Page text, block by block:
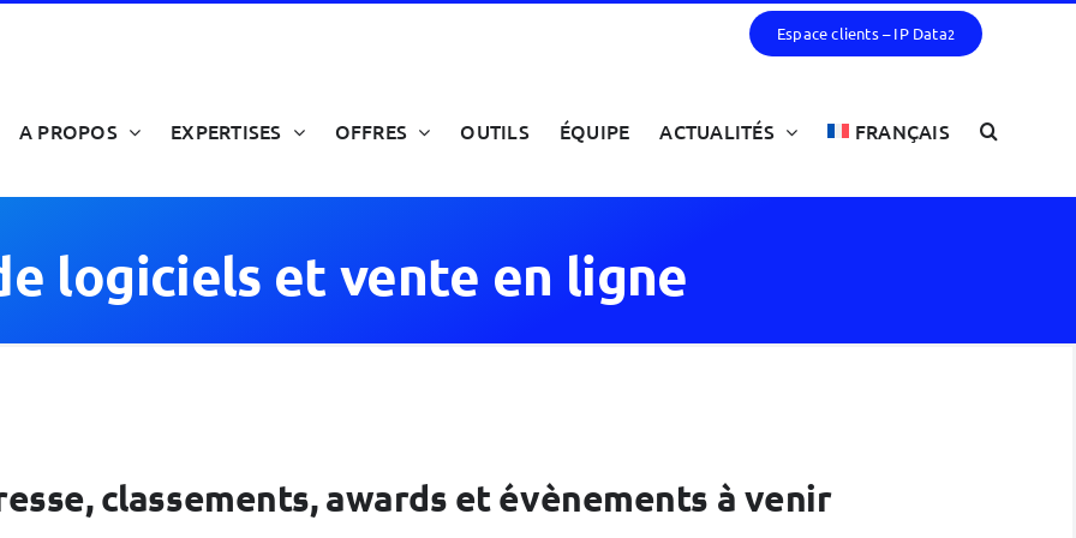
Espace clients – IP Data2
A PROPOS EXPERTISES OFFRES OUTILS ÉQUIPE ACTUALITÉS FRANÇAIS
logiciels et vente en ligne
classements, awards et évènements à venir